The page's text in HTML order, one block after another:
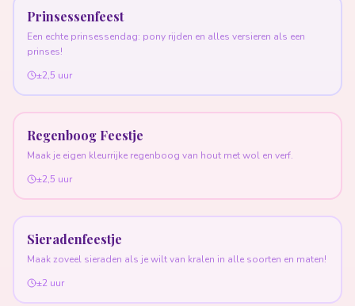
Prinsessenfeest
Een echte prinsessendag: pony rijden en alles versieren als een
prinses!
±2,5 uur
Regenboog Feestje
Maak je eigen kleurrijke regenboog van hout met wol en verf.
±2,5 uur
Sieradenfeestje
Maak zoveel sieraden als je wilt van kralen in alle soorten en maten!
±2 uur